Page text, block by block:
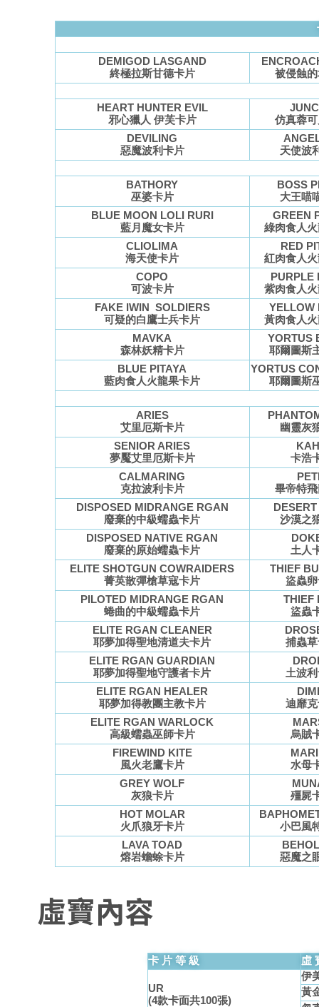
DEMIGOD LASGAND
終極拉斯甘德卡片
被侵蝕
HEART HUNTER EVIL
邪心獵人 伊芙卡片
仿真蓉
DEVILING
惡魔波利卡片
天使波
BATHORY
巫婆卡片
BOSS
大王喵
BLUE MOON LOLI RURI
藍月魔女卡片
GREEN
綠肉食人
CLIOLIMA
海天使卡片
RED
紅肉食人
COPO
可波卡片
PURPLE
紫肉食人
FAKE IWIN SOLDIERS
可疑的白鷹士兵卡片
YELLOW
黃肉食人
MAVKA
森林妖精卡片
YORTUS
耶爾圖斯
BLUE PITAYA
藍肉食人火龍果卡片
YORTUS
耶爾圖斯
ARIES
艾里厄斯卡片
幽靈灰
SENIOR ARIES
夢魘艾里厄斯卡片
卡浩
CALMARING
克拉波利卡片
畢帝特
DISPOSED MIDRANGE RGAN
廢棄的中級蠕蟲卡片
沙漠之
DISPOSED NATIVE RGAN
廢棄的原始蠕蟲卡片
土人
ELITE SHOTGUN COWRAIDERS
菁英散彈槍草寇卡片
THIEF
盜蟲
PILOTED MIDRANGE RGAN
蜷曲的中級蠕蟲卡片
THIEF
盜蟲
ELITE RGAN CLEANER
耶夢加得聖地清道夫卡片
捕蟲
ELITE RGAN GUARDIAN
耶夢加得聖地守護者卡片
土波
ELITE RGAN HEALER
耶夢加得教團主教卡片
迪靡
ELITE RGAN WARLOCK
高級蠕蟲巫師卡片
烏賊
FIREWIND KITE
風火老鷹卡片
水母
GREY WOLF
灰狼卡片
殭屍
HOT MOLAR
火爪狼牙卡片
小巴風
LAVA TOAD
熔岩蟾蜍卡片
惡魔之
虛寶內容
卡片等級 虛
UR
(4款卡面共100張)
伊
黃